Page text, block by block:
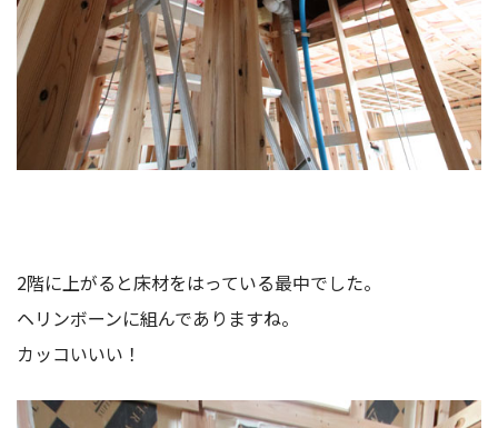
2階に上がると床材をはっている最中でした。
ヘリンボーンに組んでありますね。
カッコいいい！